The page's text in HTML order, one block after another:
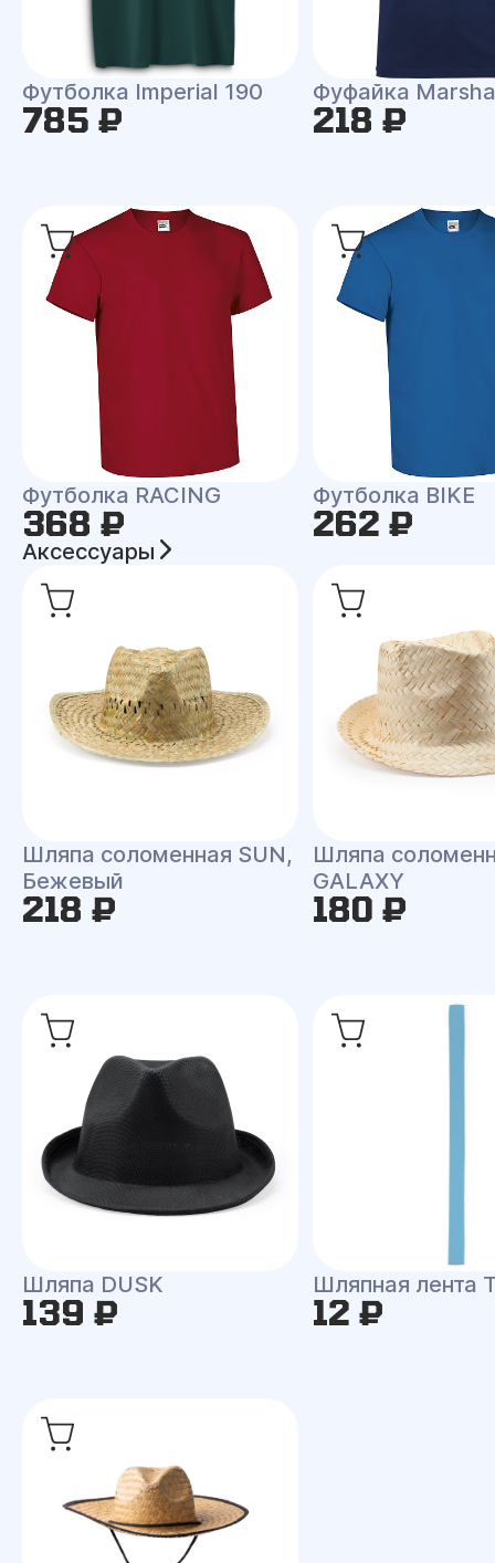
Футболка Imperial 190
785 ₽
Фуфайка
218 ₽
Футболка RACING
368 ₽
Футболка BIKE
262 ₽
Аксессуары
Шляпа соломенная SUN,
Бежевый
218 ₽
Шляпа
GALAXY
180 ₽
Шляпа DUSK
139 ₽
Шляпная лента
12 ₽